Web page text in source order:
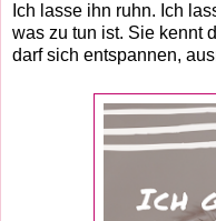
Ich lasse ihn ruhn. Ich
was zu tun ist. Sie kennt
darf sich entspannen,